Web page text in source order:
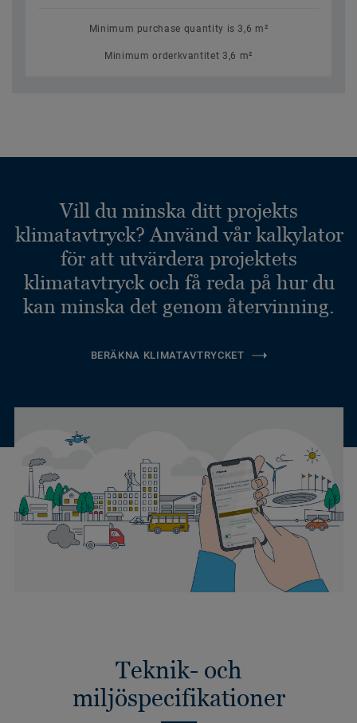
Minimum purchase quantity is 3,6 m²
Minimum orderkvantitet 3,6 m²
Vill du minska ditt projekts
klimatavtryck? Använd vår kalkylator
för att utvärdera projektets
klimatavtryck och få reda på hur du
kan minska det genom återvinning.
BERÄKNA KLIMATAVTRYCKET
Teknik- och
miljöspecifikationer